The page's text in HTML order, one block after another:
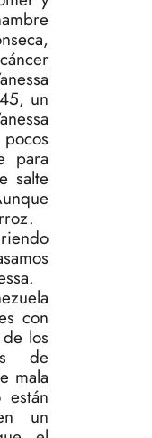
un
para
salte
con
los
de
mala
un